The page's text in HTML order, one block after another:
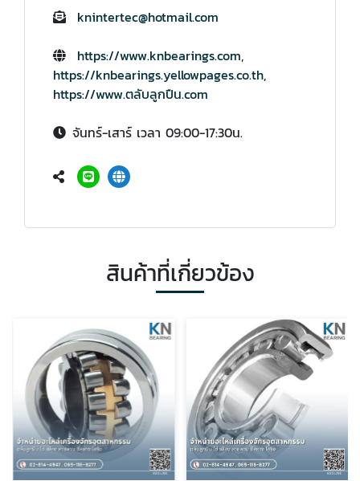
knintertec@hotmail.com
https://www.knbearings.com,
https://knbearings.yellowpages.co.th,
https://www.ตลับลูกปืน.com
จันทร์-เสาร์ เวลา 09:00-17:30น.
สินค้าที่เกี่ยวข้อง